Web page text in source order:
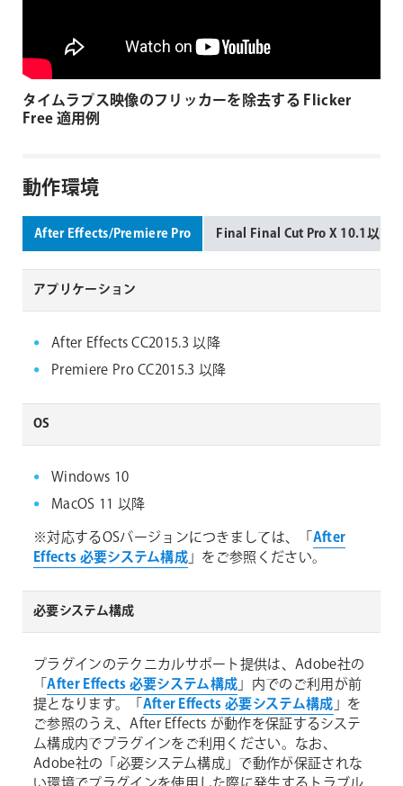
タイムラプス映像のフリッカーを除去する Flicker
Free 適用例
動作環境
After Effects/Premiere Pro Final Final Cut Pro X 10.1以降
アプリケーション
After Effects CC2015.3 以降
Premiere Pro CC2015.3 以降
OS
Windows 10
MacOS 11 以降
※対応するOSバージョンにつきましては、「 After
Effects 必要システム構成」をご参照ください。
必要システム構成
プラグインのテクニカルサポート提供は、Adobe社の
「After Effects 必要システム構成」内でのご利用が前
提となります。「 After Effects 必要システム構成」を
ご参照のうえ、After Effects が動作を保証するシステ
ム構成内でプラグインをご利用ください。なお、
Adobe社の「必要システム構成」で動作が保証されな